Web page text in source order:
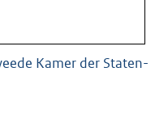
Kamer der Staten-